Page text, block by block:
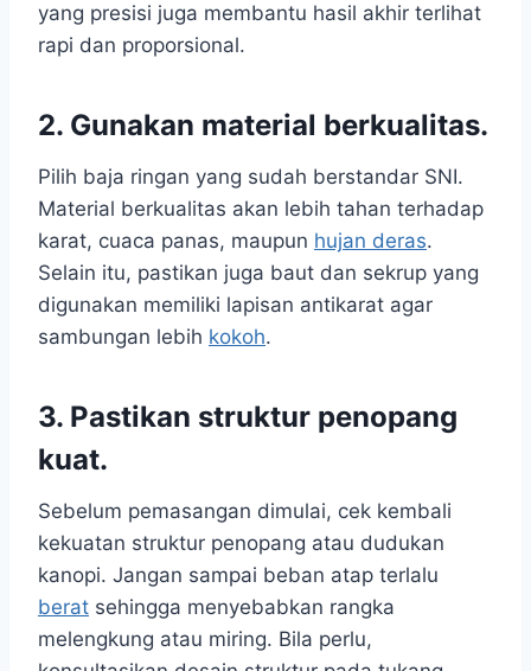
yang presisi juga membantu hasil akhir terlihat
rapi dan proporsional.
2. Gunakan material berkualitas.
Pilih baja ringan yang sudah berstandar SNI.
Material berkualitas akan lebih tahan terhadap
karat, cuaca panas, maupun hujan deras.
Selain itu, pastikan juga baut dan sekrup yang
digunakan memiliki lapisan antikarat agar
sambungan lebih kokoh.
3. Pastikan struktur penopang
kuat.
Sebelum pemasangan dimulai, cek kembali
kekuatan struktur penopang atau dudukan
kanopi. Jangan sampai beban atap terlalu
berat sehingga menyebabkan rangka
melengkung atau miring. Bila perlu,